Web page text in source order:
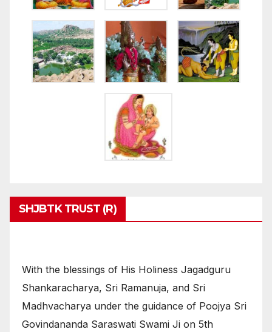
SHJBTK TRUST (R)
With the blessings of His Holiness Jagadguru
Shankaracharya, Sri Ramanuja, and Sri
Madhvacharya under the guidance of Poojya Sri
Govindananda Saraswati Swami Ji on 5th